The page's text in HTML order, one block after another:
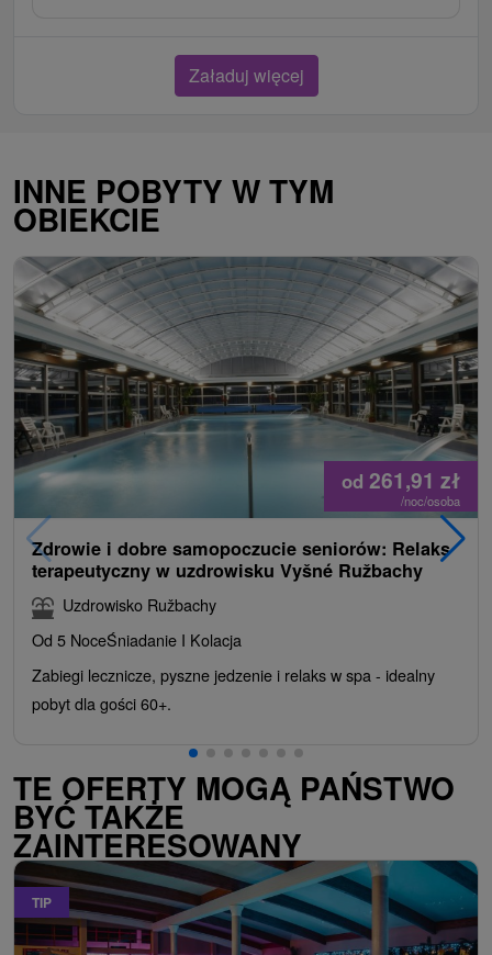
Załaduj więcej
INNE POBYTY W TYM
OBIEKCIE
od 261,91 zł
/noc/osoba
Zdrowie i dobre samopoczucie seniorów: Relaks
terapeutyczny w uzdrowisku Vyšné Ružbachy
Uzdrowisko Ružbachy
Od 5 NoceŚniadanie I Kolacja
Zabiegi lecznicze, pyszne jedzenie i relaks w spa - idealny
pobyt dla gości 60+.
TE OFERTY MOGĄ PAŃSTWO
BYĆ TAKŻE
ZAINTERESOWANY
TIP